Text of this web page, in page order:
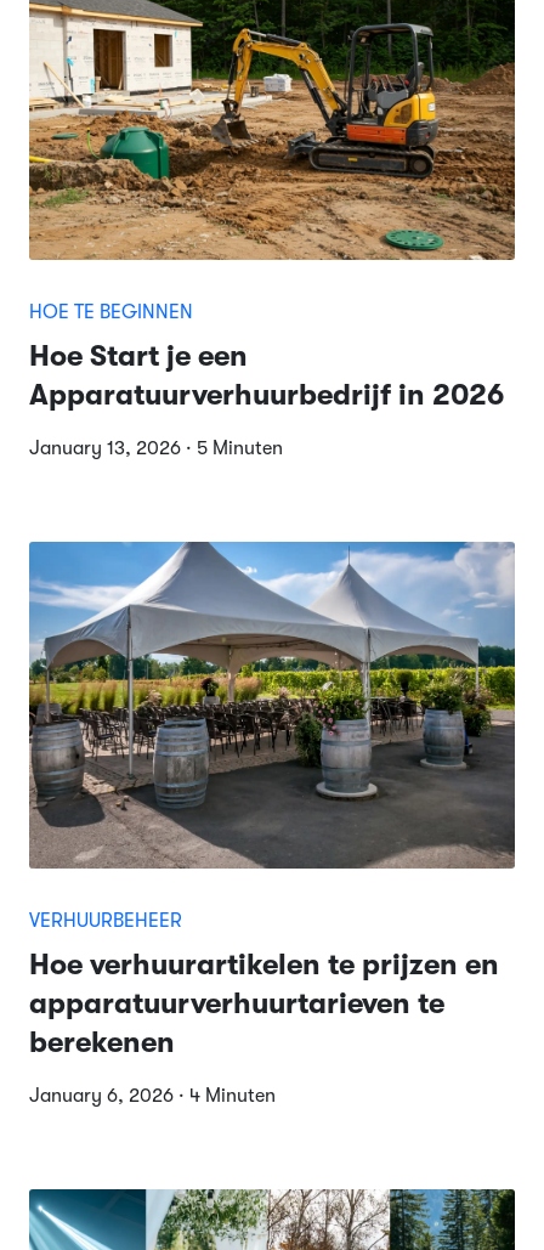
HOE TE BEGINNEN
Hoe Start je een
Apparatuurverhuurbedrijf in 2026
January 13, 2026 · 5 Minuten
VERHUURBEHEER
Hoe verhuurartikelen te prijzen en
apparatuurverhuurtarieven te
berekenen
January 6, 2026 · 4 Minuten